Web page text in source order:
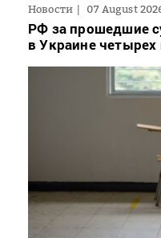
Новости 07 August
РФ за прошедшие
в Украине